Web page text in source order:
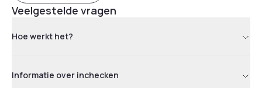
Veelgestelde vragen
Hoe werkt het?
Informatie over inchecken